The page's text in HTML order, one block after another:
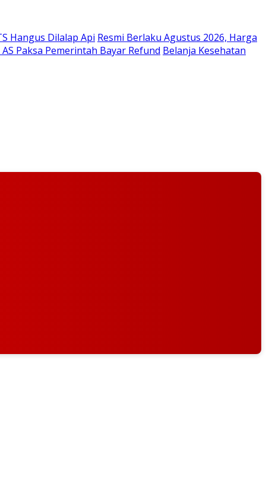
Hangus Dilalap Api Resmi Berlaku Agustus 2026, Harga
Paksa Pemerintah Bayar Refund Belanja Kesehatan